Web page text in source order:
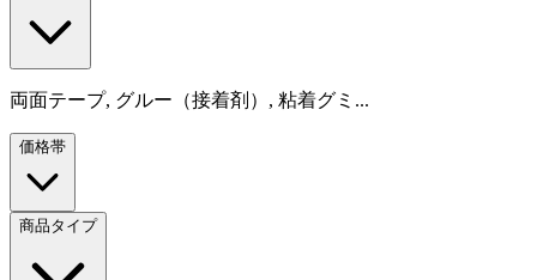
両面テープ, グルー（接着剤）, 粘着グミ...
価格帯
商品タイプ